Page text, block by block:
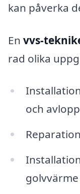
kan påverka
En vvs-
rad olika
och